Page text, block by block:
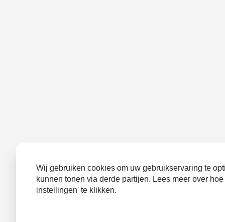
Wij gebruiken cookies om uw gebruikservaring te
kunnen tonen via derde partijen. Lees meer over
instellingen' te klikken.